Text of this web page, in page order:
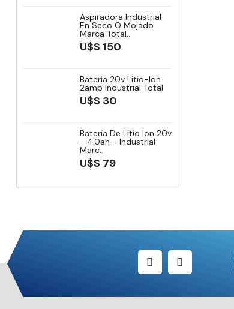
Aspiradora Industrial
En Seco O Mojado
Marca Total..
U$S 150
Bateria 20v Litio-Ion
2amp Industrial Total
U$S 30
Batería De Litio Ion 20v
- 4.0ah - Industrial
Marc..
U$S 79